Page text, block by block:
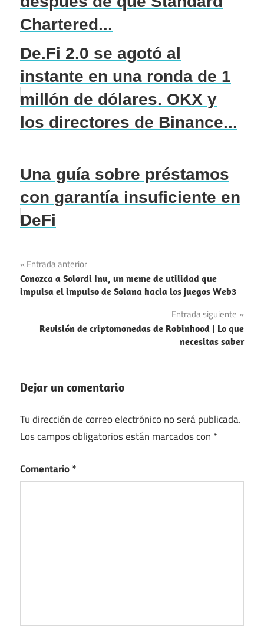
Chartered...
De.Fi 2.0 se agotó al
instante en una ronda de 1
millón de dólares. OKX y
los directores de Binance...
Una guía sobre préstamos
con garantía insuficiente en
DeFi
Navegación
de
Entrada anterior
Conozca a Solordi Inu, un meme de utilidad que
impulsa el impulso de Solana hacia los juegos Web3
Entrada siguiente
Revisión de criptomonedas de Robinhood | Lo que
necesitas saber
Dejar un comentario
Tu dirección de correo electrónico no será publicada.
Los campos obligatorios están marcados con *
Comentario*